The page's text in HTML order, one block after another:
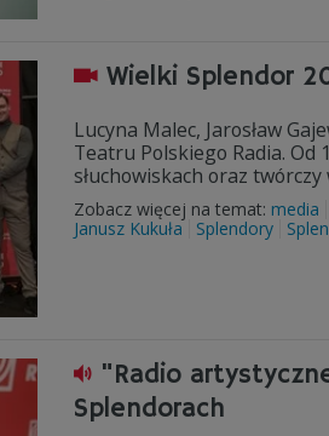
Wielki Splendor
Lucyna Malec, Jarosław
Teatru Polskiego Radia.
słuchowiskach oraz
Zobacz więcej na temat: media
Janusz Kukuła
Splendory
"Radio
Splendorach